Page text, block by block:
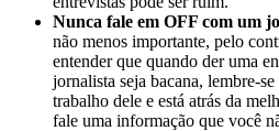
Nunca fale em OFF com um
não menos importante, pelo
entender que quando der uma
jornalista seja bacana, lembre-
trabalho dele e está atrás da
fale uma informação que você